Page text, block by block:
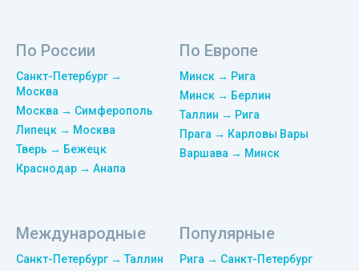
По России
Санкт-Петербург →
Москва
Москва → Симферополь
Липецк → Москва
Тверь → Бежецк
Краснодар → Анапа
По Европе
Минск → Рига
Минск → Берлин
Таллин → Рига
Прага → Карловы Вары
Варшава → Минск
Международные
Санкт-Петербург → Таллин
Популярные
Рига → Санкт-Петербург